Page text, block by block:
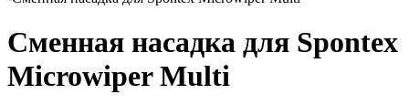
Сменная насадка для Spontex
Microwiper Multi